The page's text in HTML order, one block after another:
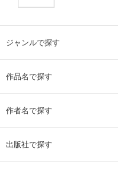
ジャンルで探す
作品名で探す
作者名で探す
出版社で探す